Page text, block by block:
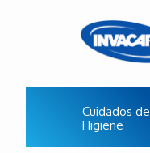
Cuidados de
Higiene